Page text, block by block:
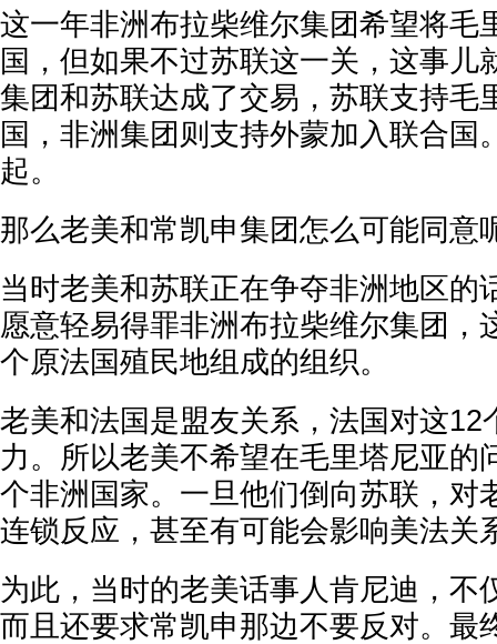
这一年非洲布拉柴维尔集团希望将毛
国，但如果不过苏联这一关，这事儿
集团和苏联达成了交易，苏联支持毛
国，非洲集团则支持外蒙加入联合国
起。
那么老美和常凯申集团怎么可能同意
当时老美和苏联正在争夺非洲地区的
愿意轻易得罪非洲布拉柴维尔集团，
个原法国殖民地组成的组织。
老美和法国是盟友关系，法国对这12
力。所以老美不希望在毛里塔尼亚的
个非洲国家。一旦他们倒向苏联，对
连锁反应，甚至有可能会影响美法关
为此，当时的老美话事人肯尼迪，不
而且还要求常凯申那边不要反对。最